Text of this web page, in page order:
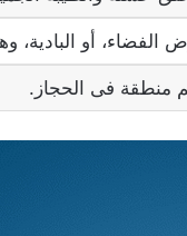
الفضاء، أو
منطقة فى الحجاز.